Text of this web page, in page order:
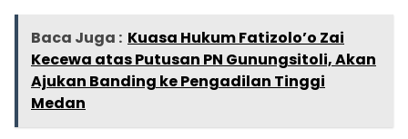
Baca Juga : Kuasa Hukum Fatizolo’o Zai
Kecewa atas Putusan PN Gunungsitoli, Akan
Ajukan Banding ke Pengadilan Tinggi
Medan